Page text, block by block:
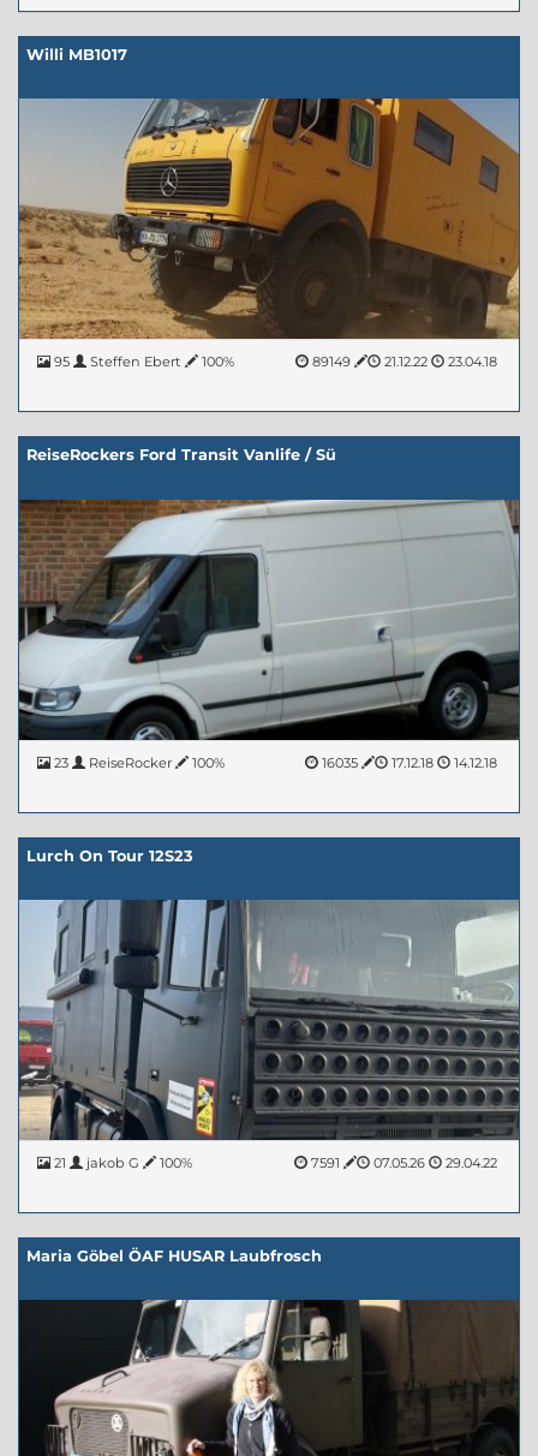
Willi MB1017
95 23.04.18
Steffen Ebert 21.12.22
100% 89149
ReiseRockers Ford Transit Vanlife / Sü
23 14.12.18
ReiseRocker 17.12.18
100% 16035
Lurch On Tour 12S23
21 29.04.22
jakob G 07.05.26
100% 7591
Maria Göbel ÖAF HUSAR Laubfrosch